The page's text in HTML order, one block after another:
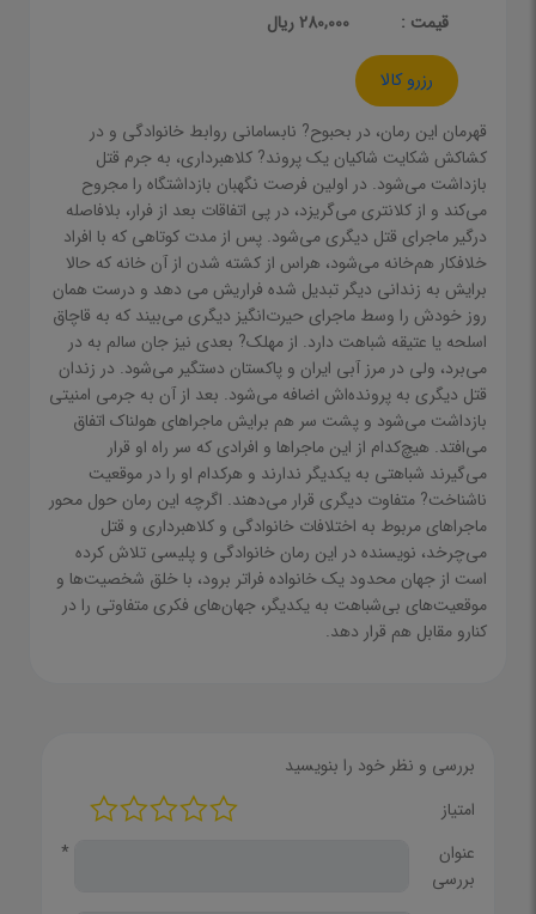
قيمت :
280,000 ریال
رزرو کالا
قهرمان این رمان، در بحبوح? نابسامانی روابط خانوادگی و در
کشاکش شکایت شاکیان یک پروند? کلاهبرداری، به جرم قتل
بازداشت می‌شود. در اولین فرصت نگهبان بازداشتگاه را مجروح
می‌کند و از کلانتری می‌گریزد، در پی اتفاقات بعد از فرار، بلافاصله
درگیر ماجرای قتل دیگری می‌شود. پس از مدت کوتاهی که با افراد
خلافکار هم‌خانه می‌شود، هراس از کشته شدن از آن خانه که حالا
برایش به زندانی دیگر تبدیل شده فراریش می دهد و درست همان
روز خودش را وسط ماجرای حیرت‌انگیز دیگری می‌بیند که به قاچاق
اسلحه یا عتیقه شباهت دارد. از مهلک? بعدی نیز جان سالم به در
می‌برد، ولی در مرز آبی ایران و پاکستان دستگیر می‌شود. در زندان
قتل دیگری به پرونده‌اش اضافه می‌شود. بعد از آن به جرمی امنیتی
بازداشت می‌شود و پشت سر هم برایش ماجراهای هولناک اتفاق
می‌افتد. هیچ‌کدام از این ماجراها و افرادی که سر راه او قرار
می‌گیرند شباهتی به یکدیگر ندارند و هرکدام او را در موقعیت
ناشناخت? متفاوت دیگری قرار می‌دهند. اگرچه این رمان حول محور
ماجراهای مربوط به اختلافات خانوادگی و کلاهبرداری و قتل
می‌چرخد، نویسنده در این رمان خانوادگی و پلیسی تلاش کرده
است از جهان محدود یک خانواده فراتر برود، با خلق شخصیت‌ها و
موقعیت‌های بی‌شباهت به یکدیگر، جهان‌های فکری متفاوتی را در
کنارو مقابل هم قرار دهد.
بررسی و نظر خود را بنویسید
امتیاز
عنوان
بررسی
*